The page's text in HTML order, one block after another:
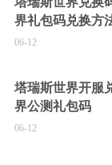
界礼包码兑换方
06-12
塔瑞斯世界开服
界公测礼包码
06-12